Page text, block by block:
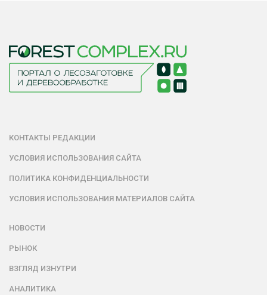
КОНТАКТЫ РЕДАКЦИИ
УСЛОВИЯ ИСПОЛЬЗОВАНИЯ САЙТА
ПОЛИТИКА КОНФИДЕНЦИАЛЬНОСТИ
УСЛОВИЯ ИСПОЛЬЗОВАНИЯ МАТЕРИАЛОВ САЙТА
НОВОСТИ
РЫНОК
ВЗГЛЯД ИЗНУТРИ
АНАЛИТИКА